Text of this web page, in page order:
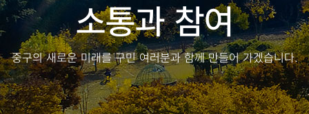
소통과 참여
중구의 새로운 미래를 구민 여러분과 함께 만들어 가겠습니다.